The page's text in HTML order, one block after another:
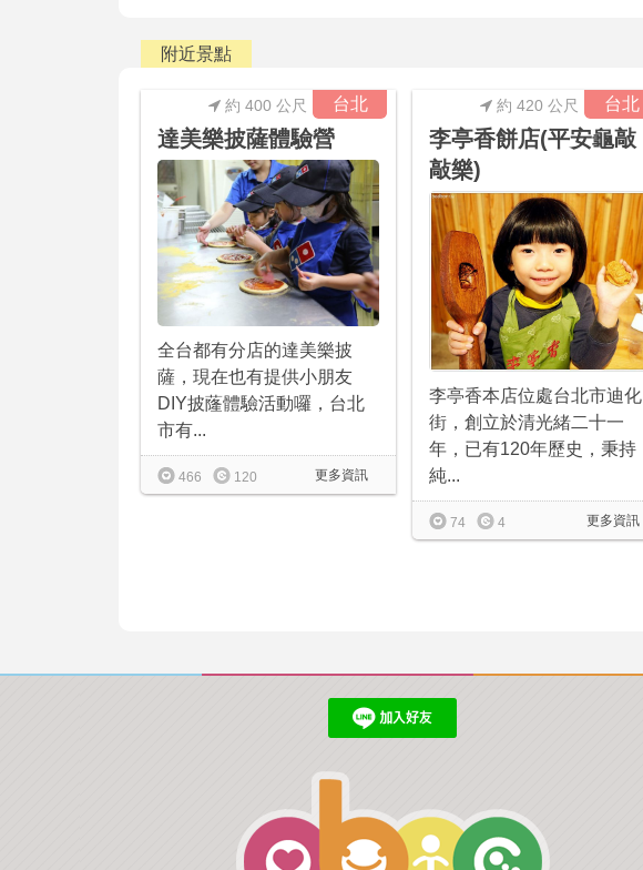
附近景點
台北
約 400 公尺
達美樂披薩體驗營
全台都有分店的達美樂披
薩，現在也有提供小朋友
DIY披蕯體驗活動囉，台北
市有...
更多資訊
466 120
台北
約 420 公尺
李亭香餅店(平安龜敲
敲樂)
李亭香本店位處台北市迪化
街，創立於清光緒二十一
年，已有120年歷史，秉持
純...
更多資訊
74 4